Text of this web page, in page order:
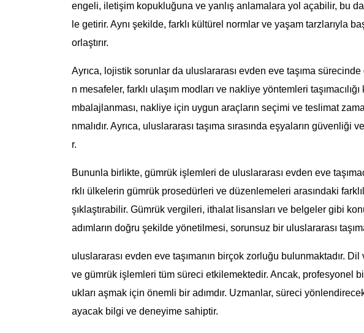
engeli, iletişim kopukluğuna ve yanlış anlamalara yol açabilir, bu
le getirir. Aynı şekilde, farklı kültürel normlar ve yaşam tarzlarıyla
orlaştırır.
Ayrıca, lojistik sorunlar da uluslararası evden eve taşıma
n mesafeler, farklı ulaşım modları ve nakliye yöntemleri
mbalajlanması, nakliye için uygun araçların seçimi ve teslimat
nmalıdır. Ayrıca, uluslararası taşıma sırasında eşyaların güvenliği
r.
Bununla birlikte, gümrük işlemleri de uluslararası evden eve
rklı ülkelerin gümrük prosedürleri ve düzenlemeleri arasındaki
şıklaştırabilir. Gümrük vergileri, ithalat lisansları ve belgeler gibi
adımların doğru şekilde yönetilmesi, sorunsuz bir uluslararası
uluslararası evden eve taşımanın birçok zorluğu bulunmaktadır. Dil
ve gümrük işlemleri tüm süreci etkilemektedir. Ancak, profesyonel
ukları aşmak için önemli bir adımdır. Uzmanlar, süreci
ayacak bilgi ve deneyime sahiptir.